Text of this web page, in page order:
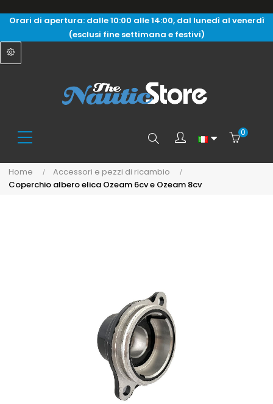
Orari di apertura: dalle 10:00 alle 14:00, dal lunedì al venerdì
(esclusi fine settimana e festivi)
Search
here...
0
Home
Accessori e pezzi di ricambio
Coperchio albero elica Ozeam 6cv e Ozeam 8cv